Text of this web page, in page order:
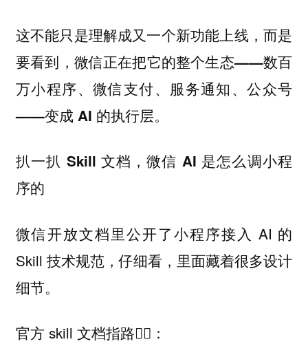
这不能只是理解成又一个新功能上线，而是
要看到， 微信正在把它的整个生态——数百
万小程序、微信支付、服务通知、公众号
——变成 AI 的执行层。
扒一扒 Skill 文档，微信 AI 是怎么调小程
序的
微信开放文档里公开了小程序接入 AI 的
Skill 技术规范，仔细看，里面藏着很多设计
细节。
官方 skill 文档指路👇🏻：